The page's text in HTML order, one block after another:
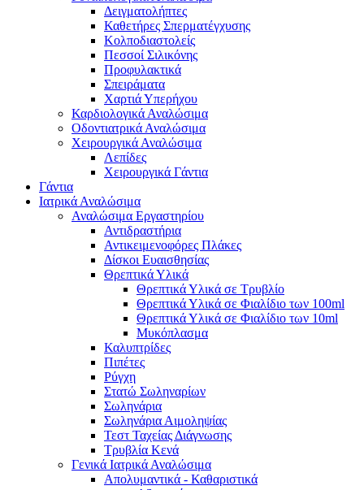
Δειγματολήπτες
Καθετήρες Σπερματέγχυσης
Κολποδιαστολείς
Πεσσοί Σιλικόνης
Προφυλακτικά
Σπειράματα
Χαρτιά Υπερήχου
Καρδιολογικά Αναλώσιμα
Οδοντιατρικά Αναλώσιμα
Χειρουργικά Αναλώσιμα
Λεπίδες
Χειρουργικά Γάντια
Γάντια
Ιατρικά Αναλώσιμα
Αναλώσιμα Εργαστηρίου
Αντιδραστήρια
Αντικειμενοφόρες Πλάκες
Δίσκοι Ευαισθησίας
Θρεπτικά Υλικά
Θρεπτικά Υλικά σε Τρυβλίο
Θρεπτικά Υλικά σε Φιαλίδιο των 100ml
Θρεπτικά Υλικά σε Φιαλίδιο των 10ml
Μυκόπλασμα
Καλυπτρίδες
Πιπέτες
Ρύγχη
Στατώ Σωληναρίων
Σωληνάρια
Σωληνάρια Αιμοληψίας
Τεστ Ταχείας Διάγνωσης
Τρυβλία Κενά
Γενικά Ιατρικά Αναλώσιμα
Απολυμαντικά - Καθαριστικά